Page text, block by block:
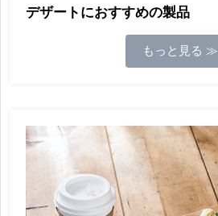
デザートにおすすめの製品
もっと見る ≫